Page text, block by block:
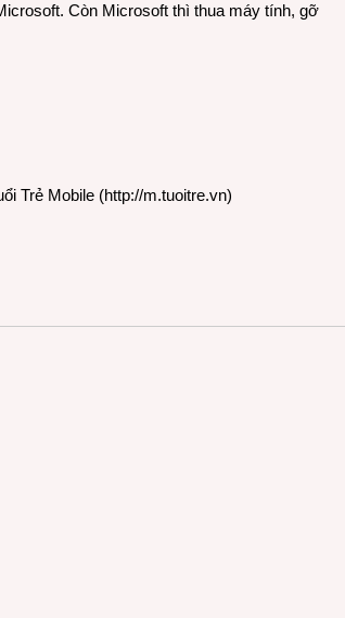
Còn Microsoft thì thua máy tính, gỡ
Trẻ Mobile (http://m.tuoitre.vn)